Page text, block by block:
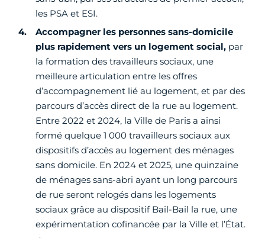
les PSA et ESI.
Accompagner les personnes sans-domicile
plus rapidement vers un logement social, par
la formation des travailleurs sociaux, une
meilleure articulation entre les offres
d’accompagnement lié au logement, et par des
parcours d’accès direct de la rue au logement.
Entre 2022 et 2024, la Ville de Paris a ainsi
formé quelque 1 000 travailleurs sociaux aux
dispositifs d’accès au logement des ménages
sans domicile. En 2024 et 2025, une quinzaine
de ménages sans-abri ayant un long parcours
de rue seront relogés dans les logements
sociaux grâce au dispositif Bail-Bail la rue, une
expérimentation cofinancée par la Ville et l’État.